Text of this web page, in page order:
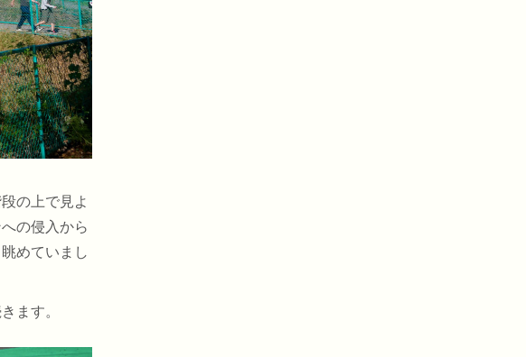
の上で見よ
の侵入から
めていまし
ます。